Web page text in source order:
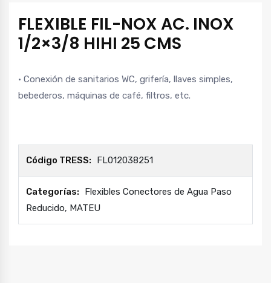
FLEXIBLE FIL-NOX AC. INOX
1/2×3/8 HIHI 25 CMS
· Conexión de sanitarios WC, grifería, llaves simples,
bebederos, máquinas de café, filtros, etc.
Código TRESS: FL012038251
Categorías:
Flexibles Conectores de Agua Paso
Reducido, MATEU